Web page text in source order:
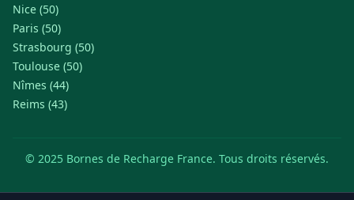
Nice (50)
Paris (50)
Strasbourg (50)
Toulouse (50)
Nîmes (44)
Reims (43)
© 2025 Bornes de Recharge France. Tous droits réservés.